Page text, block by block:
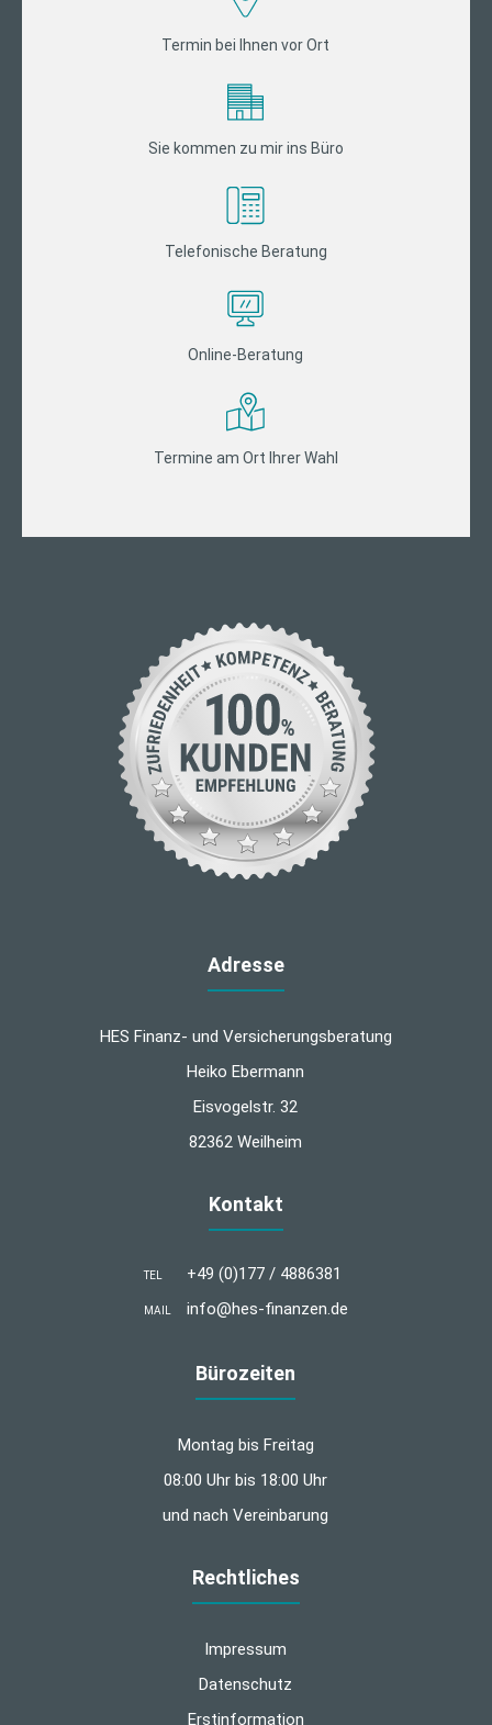
Termin bei Ihnen vor Ort
Sie kommen zu mir ins Büro
Telefonische Beratung
Online-Beratung
Termine am Ort Ihrer Wahl
Adresse
HES Finanz- und Versicherungsberatung
Heiko Ebermann
Eisvogelstr. 32
82362 Weilheim
Kontakt
TEL +49 (0)177 / 4886381
MAIL info@hes-finanzen.de
Bürozeiten
Montag bis Freitag
08:00 Uhr bis 18:00 Uhr
und nach Vereinbarung
Rechtliches
Impressum
Datenschutz
Erstinformation